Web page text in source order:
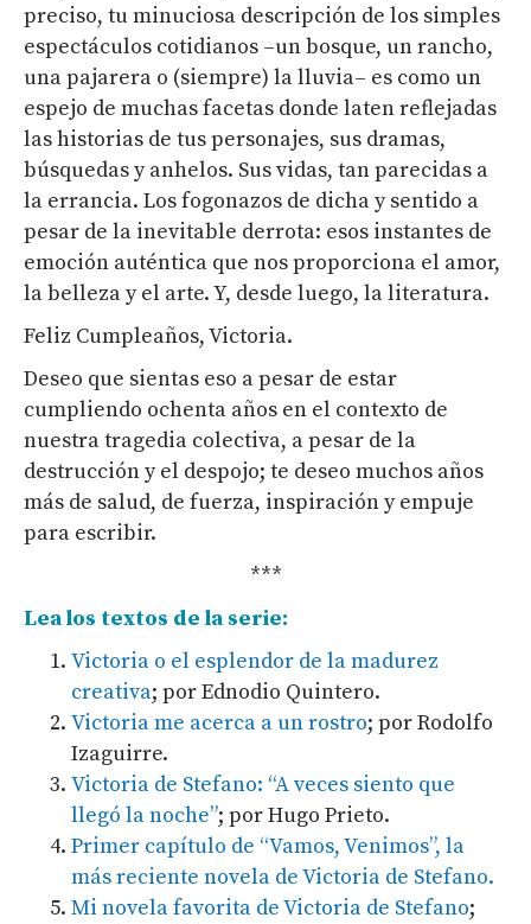
preciso, tu minuciosa descripción de los simples
espectáculos cotidianos –un bosque, un rancho,
una pajarera o (siempre) la lluvia– es como un
espejo de muchas facetas donde laten reflejadas
las historias de tus personajes, sus dramas,
búsquedas y anhelos. Sus vidas, tan parecidas a
la errancia. Los fogonazos de dicha y sentido a
pesar de la inevitable derrota: esos instantes de
emoción auténtica que nos proporciona el amor,
la belleza y el arte. Y, desde luego, la literatura.
Feliz Cumpleaños, Victoria.
Deseo que sientas eso a pesar de estar
cumpliendo ochenta años en el contexto de
nuestra tragedia colectiva, a pesar de la
destrucción y el despojo; te deseo muchos años
más de salud, de fuerza, inspiración y empuje
para escribir.
***
Lea los textos de la serie:
Victoria o el esplendor de la madurez
creativa; por Ednodio Quintero.
Victoria me acerca a un rostro; por Rodolfo
Izaguirre.
Victoria de Stefano: “A veces siento que
llegó la noche”; por Hugo Prieto.
Primer capítulo de “Vamos, Venimos”, la
más reciente novela de Victoria de Stefano.
Mi novela favorita de Victoria de Stefano;